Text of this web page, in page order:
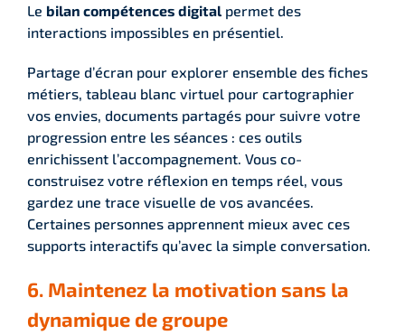
Le bilan compétences digital permet des
interactions impossibles en présentiel.
Partage d’écran pour explorer ensemble des fiches
métiers, tableau blanc virtuel pour cartographier
vos envies, documents partagés pour suivre votre
progression entre les séances : ces outils
enrichissent l’accompagnement. Vous co-
construisez votre réflexion en temps réel, vous
gardez une trace visuelle de vos avancées.
Certaines personnes apprennent mieux avec ces
supports interactifs qu’avec la simple conversation.
6. Maintenez la motivation sans la
dynamique de groupe